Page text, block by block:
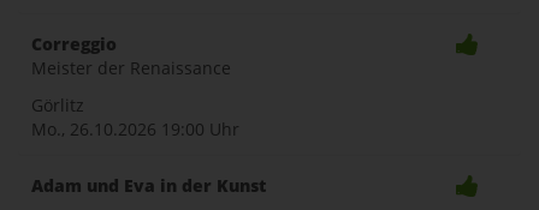
Correggio
Meister der Renaissance
Görlitz
Mo., 26.10.2026 19:00 Uhr
Adam und Eva in der Kunst